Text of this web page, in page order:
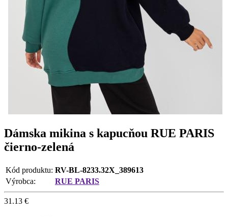
Dámska mikina s kapucňou RUE PARIS
čierno-zelená
Kód produktu: RV-BL-8233.32X_389613
Výrobca:
RUE PARIS
31.13 €